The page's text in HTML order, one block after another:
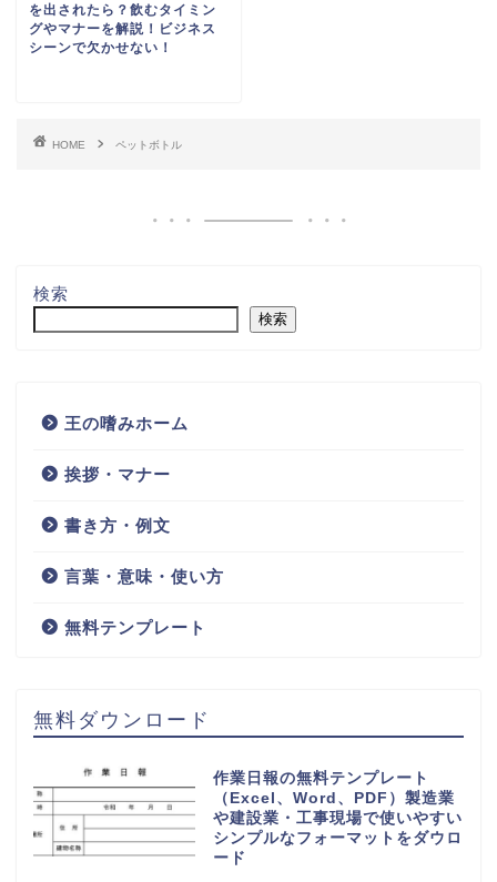
を出されたら？飲むタイミン
グやマナーを解説！ビジネス
シーンで欠かせない！
HOME ペットボトル
検索
検索
王の嗜みホーム
挨拶・マナー
書き方・例文
言葉・意味・使い方
無料テンプレート
無料ダウンロード
作業日報の無料テンプレート
（Excel、Word、PDF）製造業
や建設業・工事現場で使いやすい
シンプルなフォーマットをダウロ
ード